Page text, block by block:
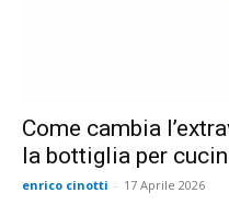
Come cambia
la bottiglia per
enrico cinotti - 17 Aprile 2026